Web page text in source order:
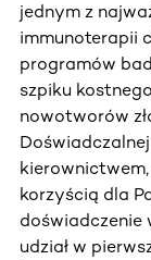
jednym z
immunoterapii
programów
szpiku
nowotworów
kierownictwem,
korzyścią dla
doświadczenie
udział w